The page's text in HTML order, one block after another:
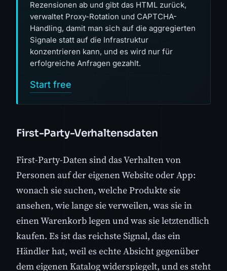
Rezensionen ab und gibt das HTML zurück,
verwaltet Proxy-Rotation und CAPTCHA-
Handling, damit man sich auf die aggregierten
Signale statt auf die Infrastruktur
konzentrieren kann, und es wird nur für
erfolgreiche Anfragen gezahlt.
Start free
First-Party-Verhaltensdaten
First-Party-Daten sind das Verhalten von
Personen auf der eigenen Website oder App:
wonach sie suchen, welche Produkte sie
ansehen, wie lange sie verweilen, was sie in
einen Warenkorb legen und was sie letztendlich
kaufen. Es ist das reichste Signal, das ein
Händler hat, weil es echte Absicht gegenüber
dem eigenen Katalog widerspiegelt, und es steht